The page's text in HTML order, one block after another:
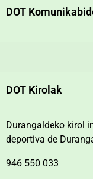
DOT
DOT Kirolak
Durangaldeko kirol
deportiva de
946 550 033